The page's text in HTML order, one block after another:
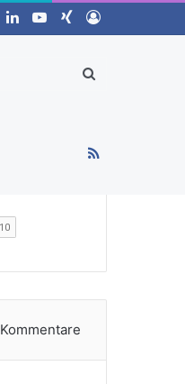
Xing
YouTube
LinkedIn
Twitter
nach
RSS
Kommentare